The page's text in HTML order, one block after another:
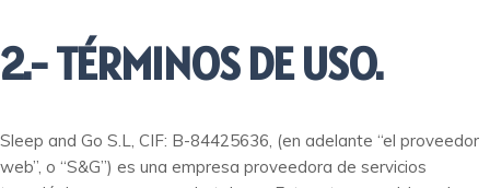
2.- TÉRMINOS DE USO.
Sleep and Go S.L, CIF: B-84425636, (en adelante “el proveedor
web”, o “S&G”) es una empresa proveedora de servicios